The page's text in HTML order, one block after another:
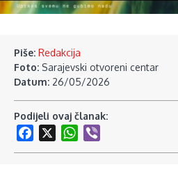
Piše: Redakcija
Foto: Sarajevski otvoreni centar
Datum: 26/05/2026
Podijeli ovaj članak:
Facebook
WhatsApp